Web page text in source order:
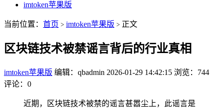
imtoken苹果版
当前位置： 首页 > imtoken苹果版 > 正文
区块链技术被禁谣言背后的行业真相
imtoken苹果版 编辑：qbadmin 2026-01-29 14:42:15 浏览：744
评论：0
近期，区块链技术被禁的谣言甚嚣尘上，此谣言是